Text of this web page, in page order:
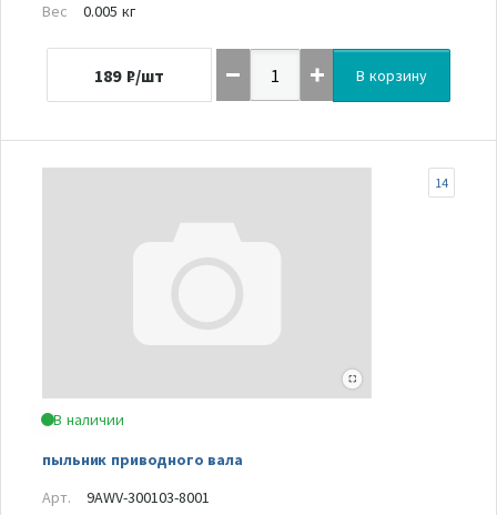
Вес
0.005 кг
189 ₽/шт В корзину
В наличии
пыльник приводного вала
14
Арт.
9AWV-300103-8001